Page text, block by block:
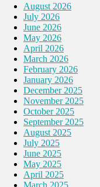
August 2026
July 2026
June 2026
May 2026
April 2026
March 2026
February 2026
January 2026
December 2025
November 2025
October 2025
September 2025
August 2025
July 2025
June 2025
May 2025
April 2025
March 2025